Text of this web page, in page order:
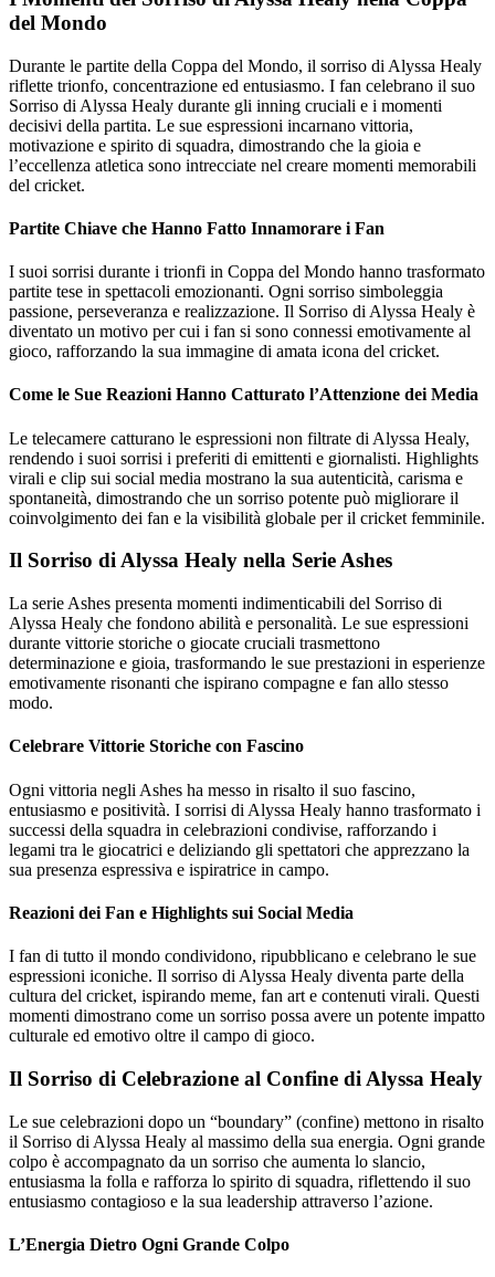
del Mondo
Durante le partite della Coppa del Mondo, il sorriso di Alyssa Healy
riflette trionfo, concentrazione ed entusiasmo. I fan celebrano il suo
Sorriso di Alyssa Healy durante gli inning cruciali e i momenti
decisivi della partita. Le sue espressioni incarnano vittoria,
motivazione e spirito di squadra, dimostrando che la gioia e
l’eccellenza atletica sono intrecciate nel creare momenti memorabili
del cricket.
Partite Chiave che Hanno Fatto Innamorare i Fan
I suoi sorrisi durante i trionfi in Coppa del Mondo hanno trasformato
partite tese in spettacoli emozionanti. Ogni sorriso simboleggia
passione, perseveranza e realizzazione. Il Sorriso di Alyssa Healy è
diventato un motivo per cui i fan si sono connessi emotivamente al
gioco, rafforzando la sua immagine di amata icona del cricket.
Come le Sue Reazioni Hanno Catturato l’Attenzione dei Media
Le telecamere catturano le espressioni non filtrate di Alyssa Healy,
rendendo i suoi sorrisi i preferiti di emittenti e giornalisti. Highlights
virali e clip sui social media mostrano la sua autenticità, carisma e
spontaneità, dimostrando che un sorriso potente può migliorare il
coinvolgimento dei fan e la visibilità globale per il cricket femminile.
Il Sorriso di Alyssa Healy nella Serie Ashes
La serie Ashes presenta momenti indimenticabili del Sorriso di
Alyssa Healy che fondono abilità e personalità. Le sue espressioni
durante vittorie storiche o giocate cruciali trasmettono
determinazione e gioia, trasformando le sue prestazioni in esperienze
emotivamente risonanti che ispirano compagne e fan allo stesso
modo.
Celebrare Vittorie Storiche con Fascino
Ogni vittoria negli Ashes ha messo in risalto il suo fascino,
entusiasmo e positività. I sorrisi di Alyssa Healy hanno trasformato i
successi della squadra in celebrazioni condivise, rafforzando i
legami tra le giocatrici e deliziando gli spettatori che apprezzano la
sua presenza espressiva e ispiratrice in campo.
Reazioni dei Fan e Highlights sui Social Media
I fan di tutto il mondo condividono, ripubblicano e celebrano le sue
espressioni iconiche. Il sorriso di Alyssa Healy diventa parte della
cultura del cricket, ispirando meme, fan art e contenuti virali. Questi
momenti dimostrano come un sorriso possa avere un potente impatto
culturale ed emotivo oltre il campo di gioco.
Il Sorriso di Celebrazione al Confine di Alyssa Healy
Le sue celebrazioni dopo un “boundary” (confine) mettono in risalto
il Sorriso di Alyssa Healy al massimo della sua energia. Ogni grande
colpo è accompagnato da un sorriso che aumenta lo slancio,
entusiasma la folla e rafforza lo spirito di squadra, riflettendo il suo
entusiasmo contagioso e la sua leadership attraverso l’azione.
L’Energia Dietro Ogni Grande Colpo